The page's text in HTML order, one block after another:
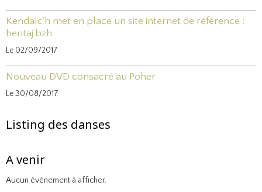
Kendalc'h met en place un site internet de référence :
heritaj.bzh
Le 02/09/2017
Nouveau DVD consacré au Poher
Le 30/08/2017
Listing des danses
A venir
Aucun évènement à afficher.